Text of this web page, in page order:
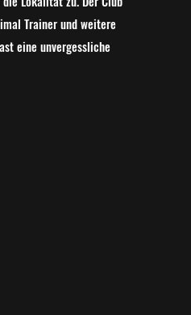
Trainer und weitere
eine unvergessliche